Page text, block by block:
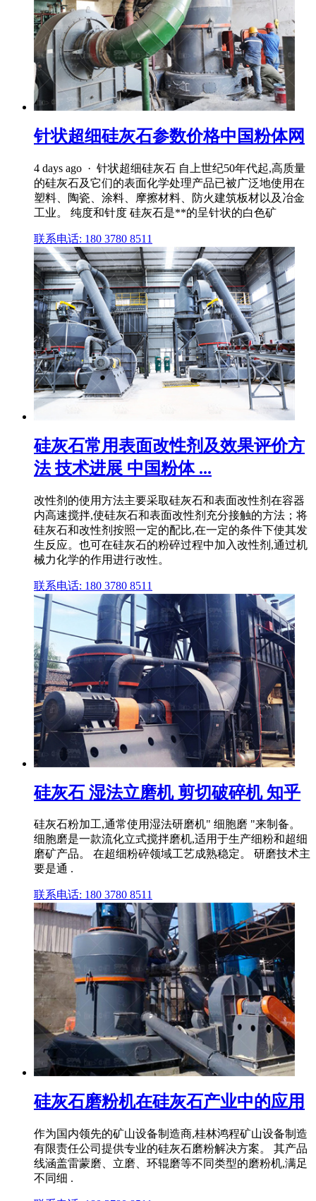
针状超细硅灰石参数价格中国粉体网
4 days ago · 针状超细硅灰石 自上世纪50年代起,高质量
的硅灰石及它们的表面化学处理产品已被广泛地使用在
塑料、陶瓷、涂料、摩擦材料、防火建筑板材以及冶金
工业。 纯度和针度 硅灰石是**的呈针状的白色矿
联系电话: 180 3780 8511
硅灰石常用表面改性剂及效果评价方
法 技术进展 中国粉体 ...
改性剂的使用方法主要采取硅灰石和表面改性剂在容器
内高速搅拌,使硅灰石和表面改性剂充分接触的方法；将
硅灰石和改性剂按照一定的配比,在一定的条件下使其发
生反应。也可在硅灰石的粉碎过程中加入改性剂,通过机
械力化学的作用进行改性。
联系电话: 180 3780 8511
硅灰石 湿法立磨机 剪切破碎机 知乎
硅灰石粉加工,通常使用湿法研磨机" 细胞磨 "来制备。
细胞磨是一款流化立式搅拌磨机,适用于生产细粉和超细
磨矿产品。 在超细粉碎领域工艺成熟稳定。 研磨技术主
要是通 .
联系电话: 180 3780 8511
硅灰石磨粉机在硅灰石产业中的应用
作为国内领先的矿山设备制造商,桂林鸿程矿山设备制造
有限责任公司提供专业的硅灰石磨粉解决方案。 其产品
线涵盖雷蒙磨、立磨、环辊磨等不同类型的磨粉机,满足
不同细 .